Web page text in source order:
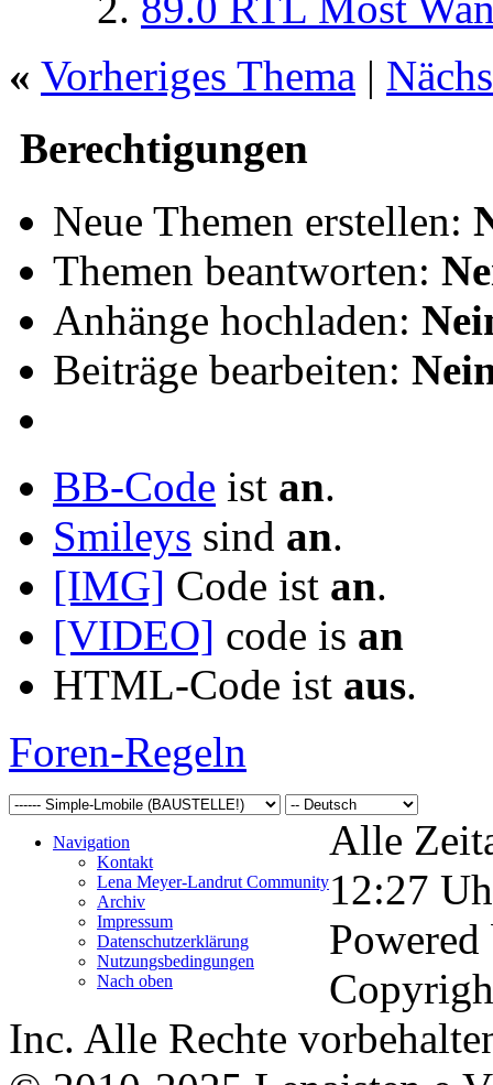
« Vorheriges Thema |
Berechtigungen
Neue Themen erstellen:
Themen beantworten:
Anhänge hochladen:
Beiträge bearbeiten:
BB-Code ist an.
Smileys sind an.
[IMG] Code ist an.
[VIDEO] code is an
HTML-Code ist aus.
Foren-Regeln
Navigation
Kontakt
Lena Meyer-Landrut Community
Archiv
Impressum
Datenschutzerklärung
Nutzungsbedingungen
Nach oben
Alle
12:27
Inc. Alle Rechte